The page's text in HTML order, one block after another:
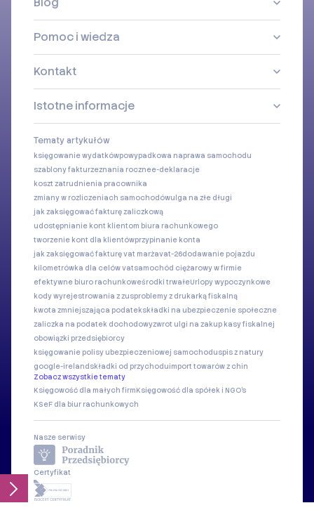
Pomoc i wiedza
Kontakt
Istotne informacje
Tematy artykułów
księgowanie wydatkówpowypadkowa naprawa samochodu
szablony fakturzeznania rocznee-deklaracje
koszt zatrudnienia pracownika
zmiany w rozliczeniach samochodówulga na złe długi
jak zaksięgować fakturę zaliczkową
udostępnianie kont klientom biura rachunkowego
tworzenie kont dla klientówprzypinanie konta
jak zaksięgować fakturę vat marżavat-26dodawanie pojazdu
kilometrówka dla celów vatsamochód ciężarowy w firmie
efektywne biuro rachunkoweśrodki trwałeUrlopy wypoczynkowe
kody wyrejestrowania z zusproblemy z drukarką fiskalną
kwota zmniejszająca podatekskładki na ubezpieczenie społeczne
zaliczka na podatek dochodowyzwrot ulgi na zakup kasy fiskalnej
obowiązki przedsiębiorcy
księgowanie polisy ubezpieczeniowej samochoduspis z natury
google-ireland składki od przychoduimport towarów z chin
Zobacz wszystkie tematy
Księgowość dla małych firmKsięgowość dla spółek i NGO's
KSeF dla biur rachunkowych
Nasze serwisy
Certyfikat